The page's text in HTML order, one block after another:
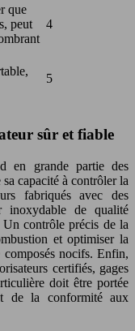
que
peut
4
5
sûr et fiable
en grande partie des
capacité à contrôler la
fabriqués avec des
inoxydable de qualité
contrôle précis de la
et optimiser la
composés nocifs. Enfin,
certifiés, gages
doit être portée
de la conformité aux